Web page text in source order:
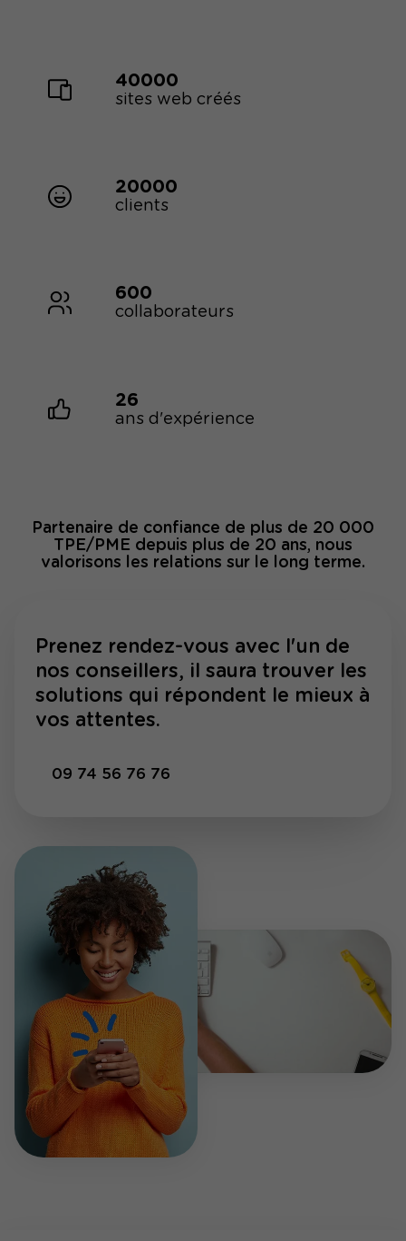
40000
sites web créés
20000
clients
600
collaborateurs
26
ans d'expérience
Partenaire de confiance de plus de 20 000
TPE/PME depuis plus de 20 ans, nous
valorisons les relations sur le long terme.
Prenez rendez-vous avec l'un de
nos conseillers, il saura trouver les
solutions qui répondent le mieux à
vos attentes.
09 74 56 76 76